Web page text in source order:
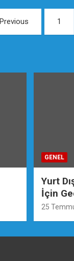
Previous 1
GENEL
Yurt
İçin
25